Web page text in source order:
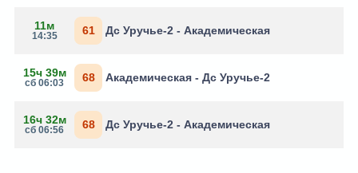
11м
14:35 61 Дс Уручье-2 - Академическая
15ч 39м
сб 06:03 68 Академическая - Дс Уручье-2
16ч 32м
сб 06:56 68 Дс Уручье-2 - Академическая